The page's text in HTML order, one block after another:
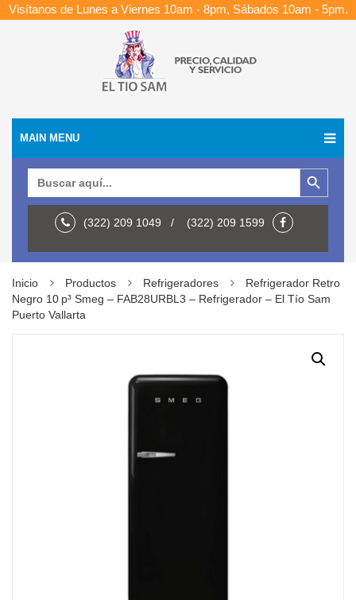
Visítanos de Lunes a Viernes 10am - 8pm, Sábados 10am - 5pm.
MAIN MENU
Botón de búsqueda
(322) 209 1049 / (322) 209 1599
Inicio Productos Refrigeradores
Refrigerador Retro
Negro 10 p³ Smeg – FAB28URBL3 – Refrigerador – El Tío Sam
Puerto Vallarta